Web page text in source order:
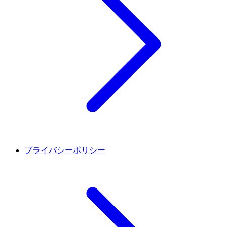
プライバシーポリシー